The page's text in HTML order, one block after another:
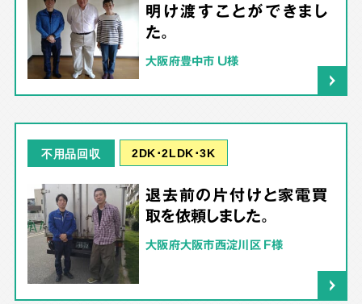
明け渡すことができまし
た。
大阪府豊中市 U様
不用品回収 2DK･2LDK･3K
退去前の片付けと家電買
取を依頼しました。
大阪府大阪市西淀川区 F様